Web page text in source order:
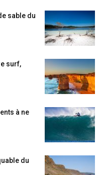
sable du
surf,
à ne
du